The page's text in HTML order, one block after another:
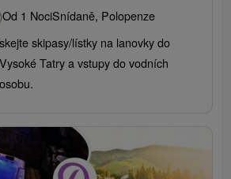
Od 1 NociSnídaně, Polopenze
skipasy/lístky na lanovky do
Tatry a vstupy do vodních